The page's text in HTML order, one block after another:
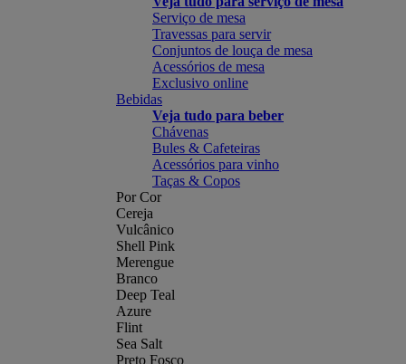
Serviço de mesa
Travessas para servir
Conjuntos de louça de mesa
Acessórios de mesa
Exclusivo online
Bebidas
Veja tudo para beber
Chávenas
Bules & Cafeteiras
Acessórios para vinho
Taças & Copos
Por Cor
Cereja
Vulcânico
Shell Pink
Merengue
Branco
Deep Teal
Azure
Flint
Sea Salt
Preto Fosco